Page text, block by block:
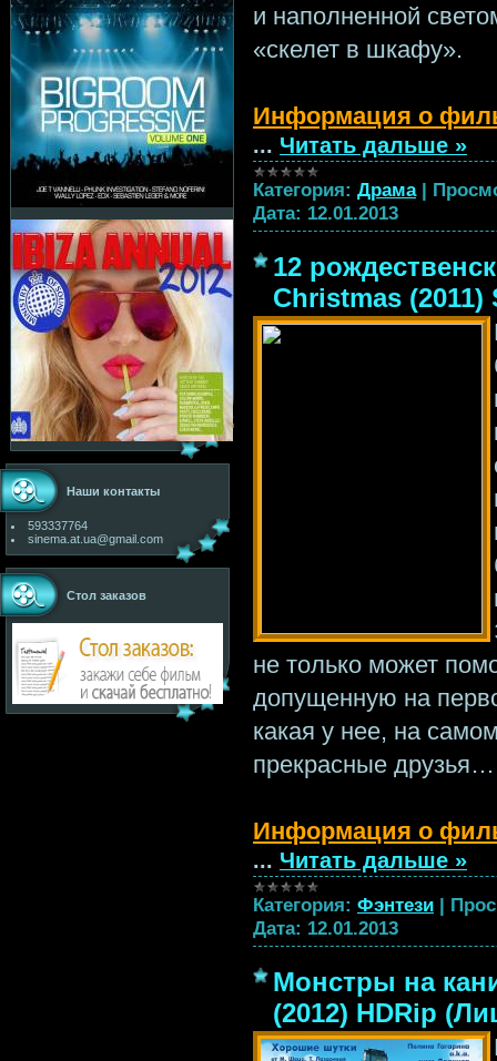
Наши контакты
593337764
sinema.at.ua@gmail.com
Стол заказов
и наполненной
«скелет в шкафу».
Информация о
... Читать дальше »
Категория: Драма |
Дата: 12.01.2013
12
Christmas (2011)
не только может
допущенную на
какая у нее, на
прекрасные друзья…
Информация о
... Читать дальше »
Категория: Фэнтези |
Дата: 12.01.2013
Монстры на
(2012) HDRip